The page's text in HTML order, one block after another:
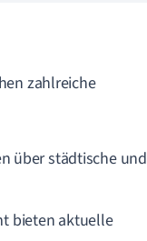
zahlreiche
über städtische und
bieten aktuelle